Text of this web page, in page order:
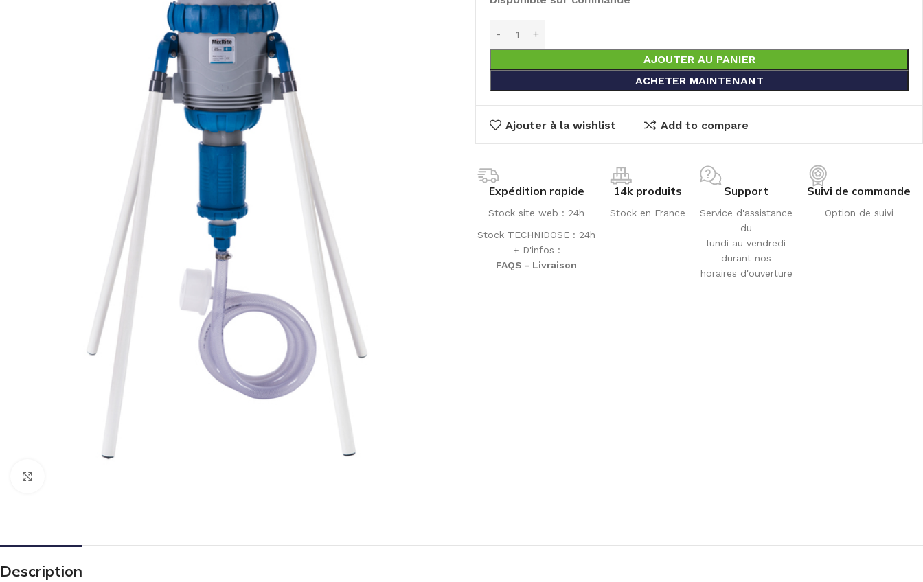
AJOUTER AU PANIER
ACHETER MAINTENANT
Ajouter à la wishlist Add to compare
Expédition rapide
Stock site web : 24h
Stock TECHNIDOSE : 24h
+ D'infos :
FAQS - Livraison
14k produits
Stock en France
Support
Service d'assistance
du
lundi au vendredi
durant nos
horaires d'ouverture
Suivi de commande
Option de suivi
Description